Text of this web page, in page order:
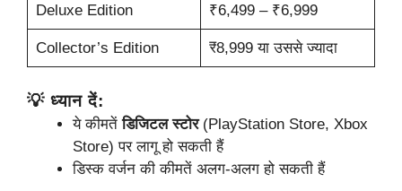
Deluxe Edition ₹6,499 – ₹6,999
Collector’s Edition ₹8,999 या उससे ज्यादा
💡 ध्यान दें:
ये कीमतेंडिजिटल स्टोर(PlayStation Store, Xbox
Store) पर लागू हो सकती हैं
डिस्क वर्जन की कीमतें अलग-अलग हो सकती हैं